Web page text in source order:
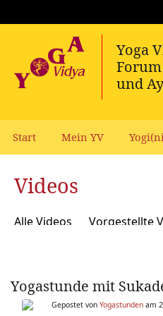
Start Mein YV
Videos
Alle Videos Vorgestellte
Yogastunde mit
Gepostet von Yogastunden am